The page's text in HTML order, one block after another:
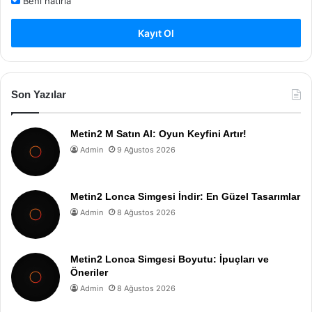
Kayıt Ol
Son Yazılar
Metin2 M Satın Al: Oyun Keyfini Artır!
Admin 9 Ağustos 2026
Metin2 Lonca Simgesi İndir: En Güzel Tasarımlar
Admin 8 Ağustos 2026
Metin2 Lonca Simgesi Boyutu: İpuçları ve
Öneriler
Admin 8 Ağustos 2026